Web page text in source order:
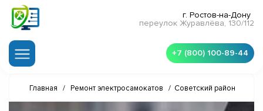
г. Ростов-на-Дону
переулок Журавлёва, 130/112
+7 (800) 100-89-44
Главная / Ремонт электросамокатов / Советский район